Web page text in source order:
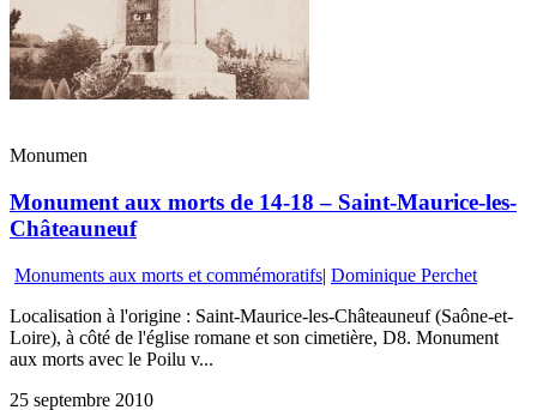
Monumen
Monument aux morts de 14-18 – Saint-Maurice-les-
Châteauneuf
Monuments aux morts et commémoratifs| Dominique Perchet
Localisation à l'origine : Saint-Maurice-les-Châteauneuf (Saône-et-
Loire), à côté de l'église romane et son cimetière, D8. Monument
aux morts avec le Poilu v...
25 septembre 2010